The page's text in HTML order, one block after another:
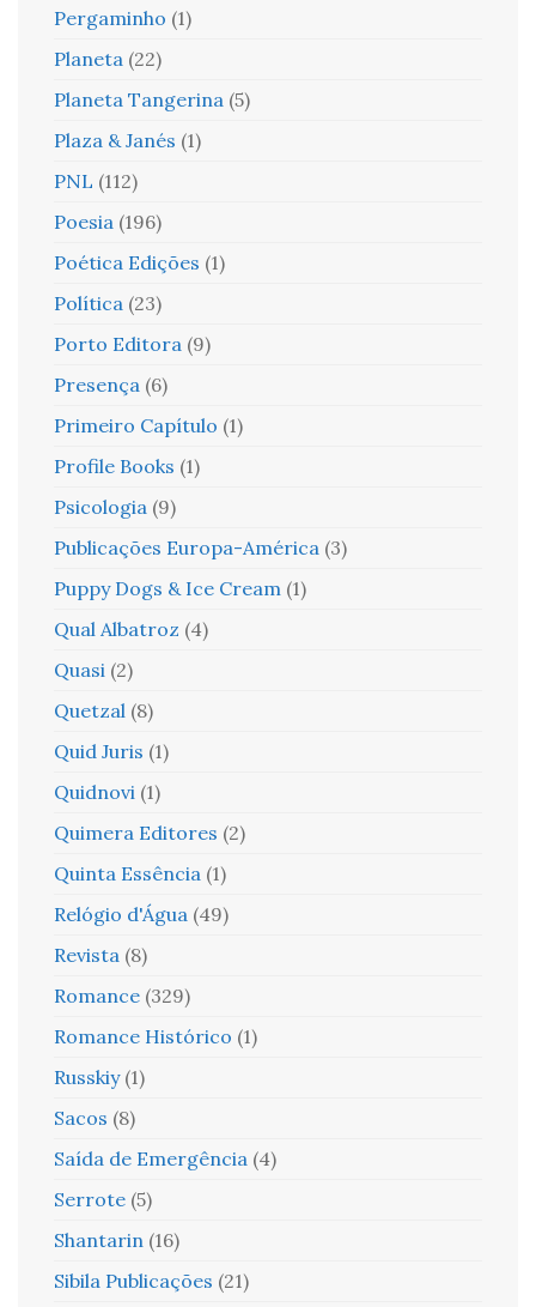
Pergaminho (1)
Planeta (22)
Planeta Tangerina (5)
Plaza & Janés (1)
PNL (112)
Poesia (196)
Poética Edições (1)
Política (23)
Porto Editora (9)
Presença (6)
Primeiro Capítulo (1)
Profile Books (1)
Psicologia (9)
Publicações Europa-América (3)
Puppy Dogs & Ice Cream (1)
Qual Albatroz (4)
Quasi (2)
Quetzal (8)
Quid Juris (1)
Quidnovi (1)
Quimera Editores (2)
Quinta Essência (1)
Relógio d'Água (49)
Revista (8)
Romance (329)
Romance Histórico (1)
Russkiy (1)
Sacos (8)
Saída de Emergência (4)
Serrote (5)
Shantarin (16)
Sibila Publicações (21)